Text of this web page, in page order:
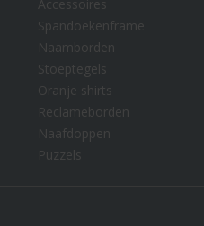
Accessoires
Spandoekenframe
Naamborden
Stoeptegels
Oranje shirts
Reclameborden
Naafdoppen
Puzzels